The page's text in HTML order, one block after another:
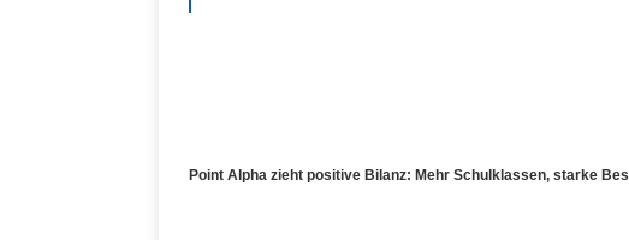
Point Alpha zieht positive Bilanz: Mehr Schulklassen, starke